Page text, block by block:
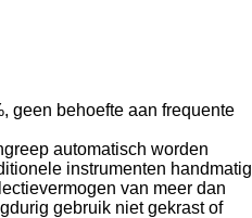
geen behoefte aan frequente
automatisch worden
instrumenten handmatig
van meer dan
gebruik niet gekrast of